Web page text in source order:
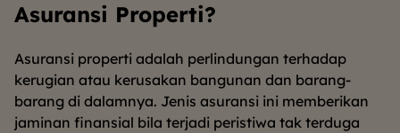
Asuransi Properti?
Asuransi properti adalah perlindungan terhadap
kerugian atau kerusakan bangunan dan barang-
barang di dalamnya. Jenis asuransi ini memberikan
jaminan finansial bila terjadi peristiwa tak terduga